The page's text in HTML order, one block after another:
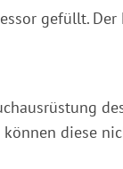
gefüllt.
diese